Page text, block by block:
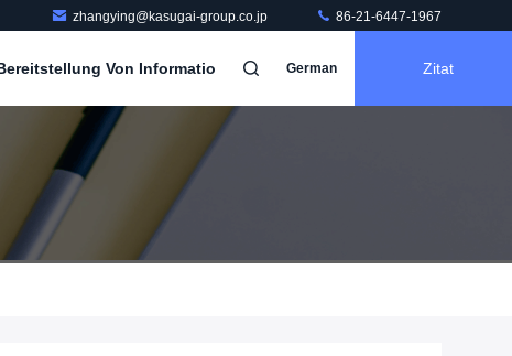
zhangying@kasugai-group.co.jp 86-21-6447-1967
Von Informatio German Zitat